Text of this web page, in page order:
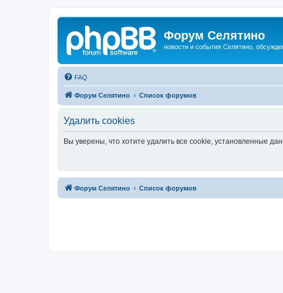
Форум Селятино
новости и события Селятино,
FAQ
Форум Селятино Список форумов
Удалить cookies
Вы уверены, что хотите удалить все cookie, установленные
Форум Селятино Список форумов